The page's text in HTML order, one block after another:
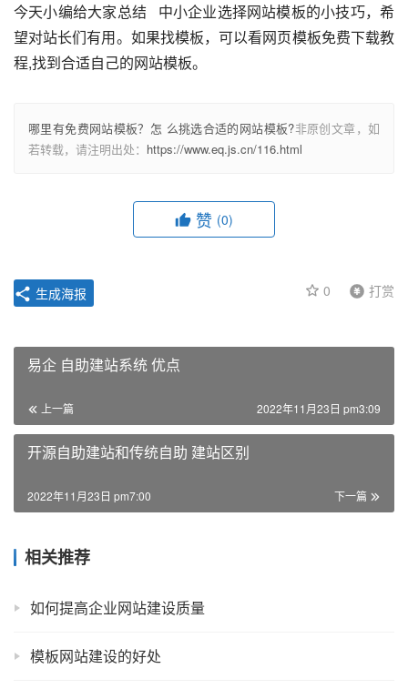
今天小编给大家总结   中小企业选择网站模板的小技巧，希
望对站长们有用。如果找模板，可以看网页模板免费下载教
程,找到合适自己的网站模板。
哪里有免费网站模板？怎 么挑选合适的网站模板?非原创文章，如
若转载，请注明出处： https://www.eq.js.cn/116.html
赞 (0)
0 打赏
生成海报
易企 自助建站系统 优点
上一篇 2022年11月23日 pm3:09
开源自助建站和传统自助 建站区别
下一篇
2022年11月23日 pm7:00
相关推荐
如何提高企业网站建设质量
模板网站建设的好处